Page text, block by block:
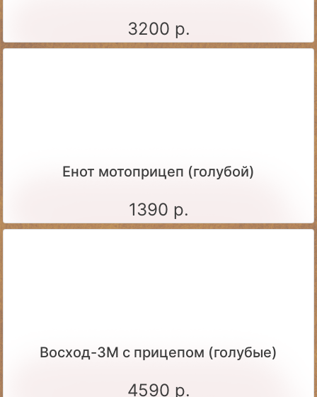
3200 р.
Енот мотоприцеп (голубой)
1390 р.
Восход-3М с прицепом (голубые)
4590 р.